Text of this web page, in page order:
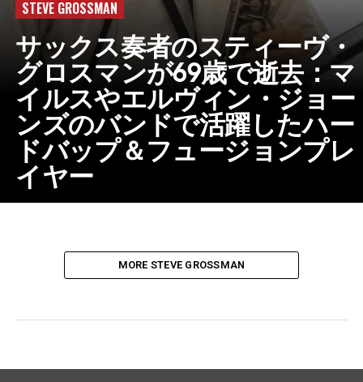
STEVE GROSSMAN
サックス奏者のスティーヴ・
グロスマンが69歳で逝去：マ
イルスやエルヴィン・ジョー
ンズのバンドで活躍したハー
ドバップ＆フュージョンプレ
イヤー
MORE STEVE GROSSMAN